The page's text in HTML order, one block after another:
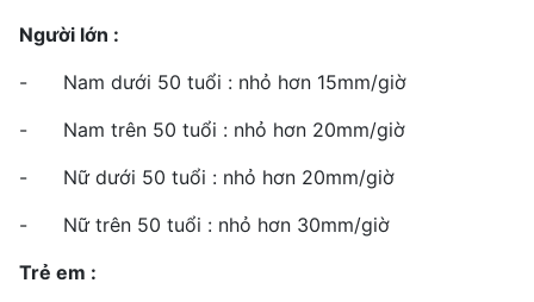
Người lớn :
- Nam dưới 50 tuổi : nhỏ hơn 15mm/giờ
- Nam trên 50 tuổi : nhỏ hơn 20mm/giờ
- Nữ dưới 50 tuổi : nhỏ hơn 20mm/giờ
- Nữ trên 50 tuổi : nhỏ hơn 30mm/giờ
Trẻ em :